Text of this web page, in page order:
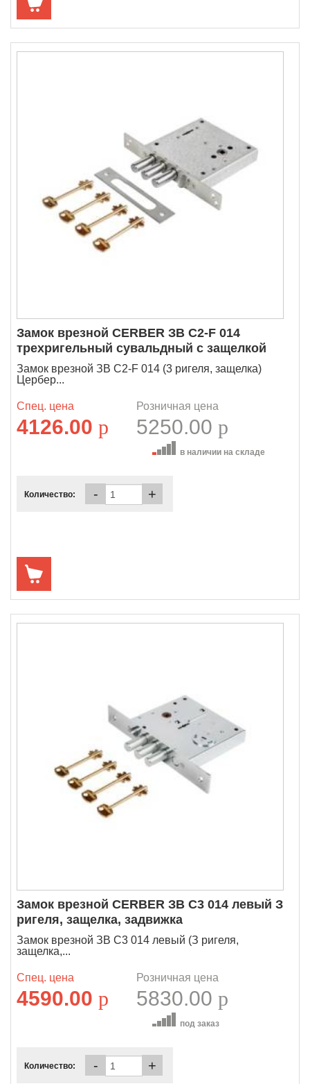
Замок врезной CERBER ЗВ C2-F 014
трехригельный сувальдный с защелкой
Замок врезной ЗВ C2-F 014 (3 ригеля, защелка)
Цербер...
Спец. цена
4126.00 p
Розничная цена
5250.00 p
в наличии на складе
Количество: - +
Замок врезной CERBER ЗВ C3 014 левый З
ригеля, защелка, задвижка
Замок врезной ЗВ C3 014 левый (З ригеля,
защелка,...
Спец. цена
4590.00 p
Розничная цена
5830.00 p
под заказ
Количество: - +